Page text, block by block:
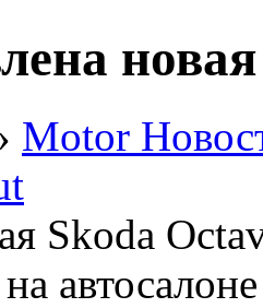
Motor
Skoda